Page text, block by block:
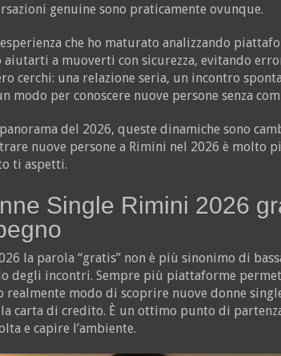
genuine sono praticamente ovunque.
che ho maturato analizzando
aiutarti a muoverti con sicurezza, evitando
cerchi: una relazione seria, un incontro
modo per conoscere nuove persone senza
del 2026, queste dinamiche sono
nuove persone a Rimini nel 2026 è molto
ti aspetti.
Single Rimini 2026
la parola “gratis” non è più sinonimo di
degli incontri. Sempre più piattaforme
realmente modo di scoprire nuove donne
carta di credito. È un ottimo punto di
e capire l’ambiente.